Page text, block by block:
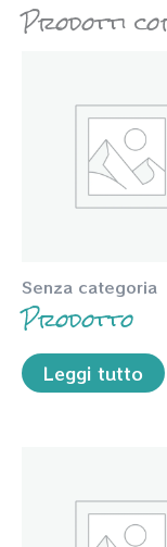
Prodotti
Senza categoria
Prodotto
Leggi tutto